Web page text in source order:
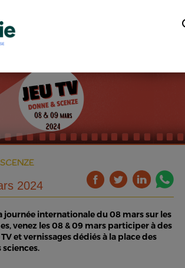
2024
journée internationale du 08 mars sur les
venez les 08 & 09 mars participer à des
et vernissages dédiés à la place des